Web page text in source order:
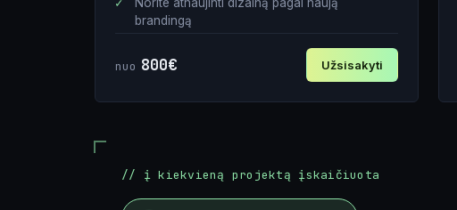
brandingą
nuo 800€ Užsisakyti
Vardas El. paštas
Tel. nr.
// į kiekvieną projektą įskaičiuota